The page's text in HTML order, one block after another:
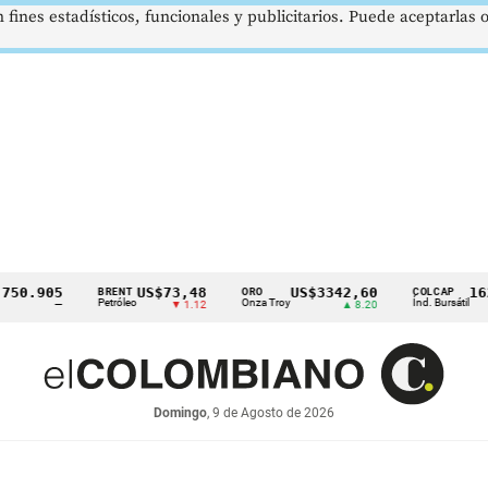
BRENT
Petróleo
US$73,48
▼ 1.12
ORO
Onza Troy
US$3342,60 COLCAP
Índ. Bursátil
Domingo, 9 de Agosto de 2026
estadísticos, funcionales y publicitarios. Puede aceptarlas